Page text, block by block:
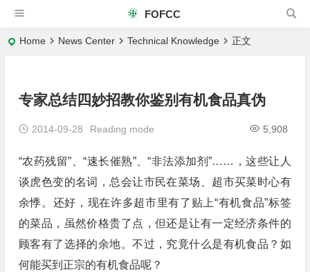
FOFCC
Home News Center Technical Knowledge 正文
专家总结四妙招教你鉴别有机食品真伪
2014-09-28 5,908
Reading mode
“农药残留”、“速长催熟”、“非法添加剂”……，这些让人
谈虎色变的名词，总会让市民在菜场、超市买菜时心有
余悸。还好，现在许多超市里有了贴上“有机食品”标签
的菜品，虽然价格贵了点，但还是让有一定经济条件的
顾客有了选择的余地。不过，究竟什么是有机食品？如
何能买到正宗的有机食品呢？